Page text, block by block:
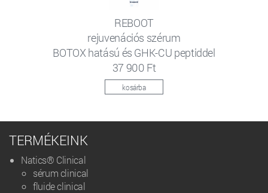
REBOOT
rejuvenációs szérum
BOTOX hatású és GHK-CU peptiddel
37 900 Ft
kosárba
TERMÉKEINK
Natics® Clinical
sérum clinical
fluide clinical